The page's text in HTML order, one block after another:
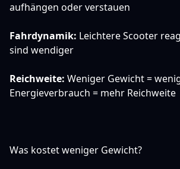
aufhängen oder verstauen
Fahrdynamik: Leichtere Scooter
sind wendiger
Reichweite: Weniger Gewicht =
Energieverbrauch = mehr Reichweite
Was kostet weniger Gewicht?